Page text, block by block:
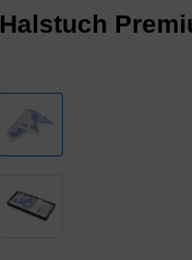
Halstuch